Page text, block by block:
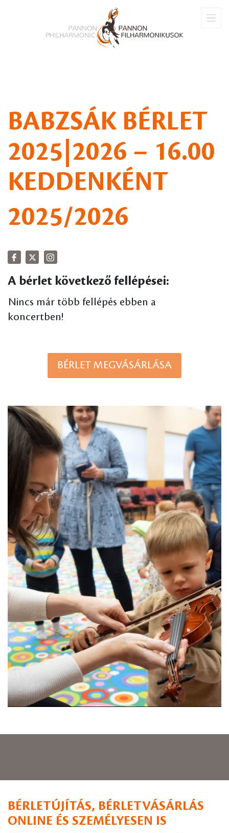
BABZSÁK BÉRLET
2025|2026 – 16.00
KEDDENKÉNT
2025/2026
A bérlet következő fellépései:
Nincs már több fellépés ebben a
koncertben!
BÉRLET MEGVÁSÁRLÁSA
BÉRLETÚJÍTÁS, BÉRLETVÁSÁRLÁS
ONLINE ÉS SZEMÉLYESEN IS